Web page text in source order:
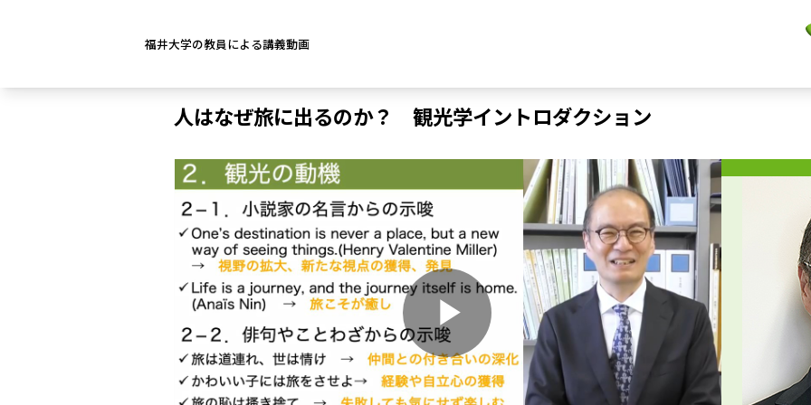
福井大学の教員による講義動画
人はなぜ旅に出るのか？ 観光学イントロダクション
P